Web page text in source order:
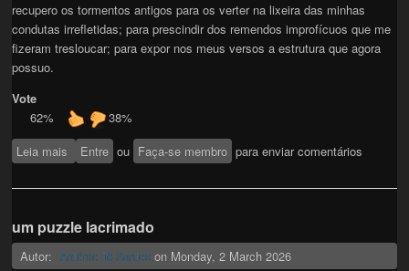
recupero os tormentos antigos para os verter na lixeira das minhas
condutas irrefletidas; para prescindir dos remendos improfícuos que me
fizeram tresloucar; para expor nos meus versos a estrutura que agora
possuo.
Vote
62%
38%
Leia mais sobre um puzzle lacrimado
Entre ou Faça-se membro para enviar comentários
um puzzle lacrimado
Autor: António Tê Santos on Monday, 2 March 2026